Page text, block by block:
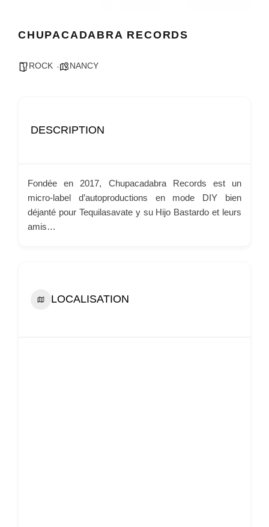
CHUPACADABRA RECORDS
ROCK NANCY
DESCRIPTION
Fondée en 2017, Chupacadabra Records est un
micro-label d’autoproductions en mode DIY bien
déjanté pour Tequilasavate y su Hijo Bastardo et leurs
amis…
LOCALISATION